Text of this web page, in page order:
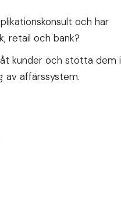
och har
retail och bank?
kunder och stötta dem i
av affärssystem.